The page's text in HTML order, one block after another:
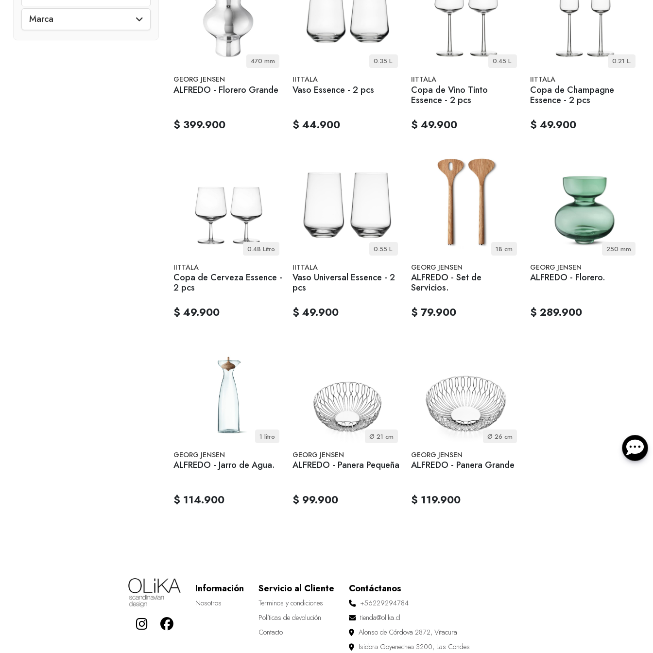
Marca
470 mm
GEORG JENSEN
ALFREDO - Florero Grande
$ 399.900
0.35 L.
IITTALA
Vaso Essence - 2 pcs
$ 44.900
0.45 L.
IITTALA
Copa de Vino Tinto
Essence - 2 pcs
$ 49.900
0.21 L.
IITTALA
Copa de Champagne
Essence - 2 pcs
$ 49.900
0.48 Litro
IITTALA
Copa de Cerveza Essence -
2 pcs
$ 49.900
0.55 L.
IITTALA
Vaso Universal Essence - 2
pcs
$ 49.900
18 cm
GEORG JENSEN
ALFREDO - Set de
Servicios.
$ 79.900
250 mm
GEORG JENSEN
ALFREDO - Florero.
$ 289.900
1 litro
GEORG JENSEN
ALFREDO - Jarro de Agua.
$ 114.900
Ø 21 cm
GEORG JENSEN
ALFREDO - Panera Pequeña
$ 99.900
Ø 26 cm
GEORG JENSEN
ALFREDO - Panera Grande
$ 119.900
Información
Nosotros
Servicio al Cliente
Terminos y condiciones
Políticas de devolución
Contacto
Contáctanos
+56229294784
tienda@olika.cl
Alonso de Córdova 2872, Vitacura
Isidora Goyenechea 3200, Las Condes